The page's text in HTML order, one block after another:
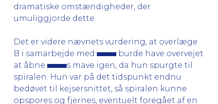
dramatiske omstændigheder, der
umuliggjorde dette.
Det er videre nævnets vurdering, at overlæge
B i samarbejde med
burde have overvejet
at åbne
s mave igen, da hun spurgte til
spiralen. Hun var på det tidspunkt endnu
bedøvet til kejsersnittet, så spiralen kunne
opspores og fjernes, eventuelt foregået af en